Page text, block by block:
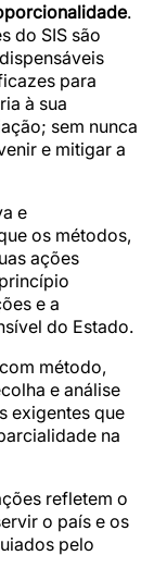
.
do SIS são
para
à sua
sem nunca
e mitigar a
e
os métodos,
ações
e a
do Estado.
método,
e análise
exigentes que
na
refletem o
o país e os
pelo